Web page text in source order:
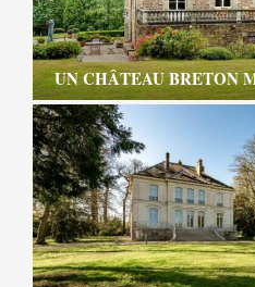
UN CHÂTEAU BRETON